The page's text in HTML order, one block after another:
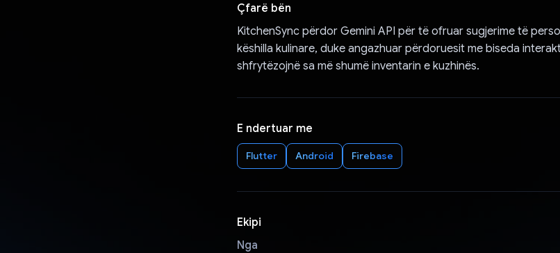
Çfarë bën
KitchenSync përdor Gemini API për të ofruar sugjerime të
këshilla kulinare, duke angazhuar përdoruesit me biseda
shfrytëzojnë sa më shumë inventarin e kuzhinës.
E ndertuar me
Flutter Android Firebase
Ekipi
Nga